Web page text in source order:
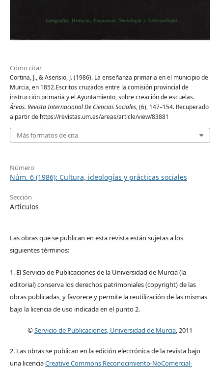
Cómo citar
Cortina, J., & Asensio, J. (1986). La enseñanza primaria en el municipio de
Murcia, en 1852.Escritos cruzados entre la comisión provincial de
instrucción primaria y el Ayuntamiento, sobre creación de escuelas.
Áreas. Revista Internacional De Ciencias Sociales, (6), 147–154. Recuperado
a partir de https://revistas.um.es/areas/article/view/83881
Más formatos de cita
Número
Núm. 6 (1986): Cultura, ideologías y prácticas sociales
Sección
Artículos
Las obras que se publican en esta revista están sujetas a los
siguientes términos:
1. El Servicio de Publicaciones de la Universidad de Murcia (la
editorial) conserva los derechos patrimoniales (copyright) de las
obras publicadas, y favorece y permite la reutilización de las mismas
bajo la licencia de uso indicada en el punto 2.
©Servicio de Publicaciones, Universidad de Murcia , 2011
2. Las obras se publican en la edición electrónica de la revista bajo
una licenciaCreative Commons Reconocimiento-NoComercial-